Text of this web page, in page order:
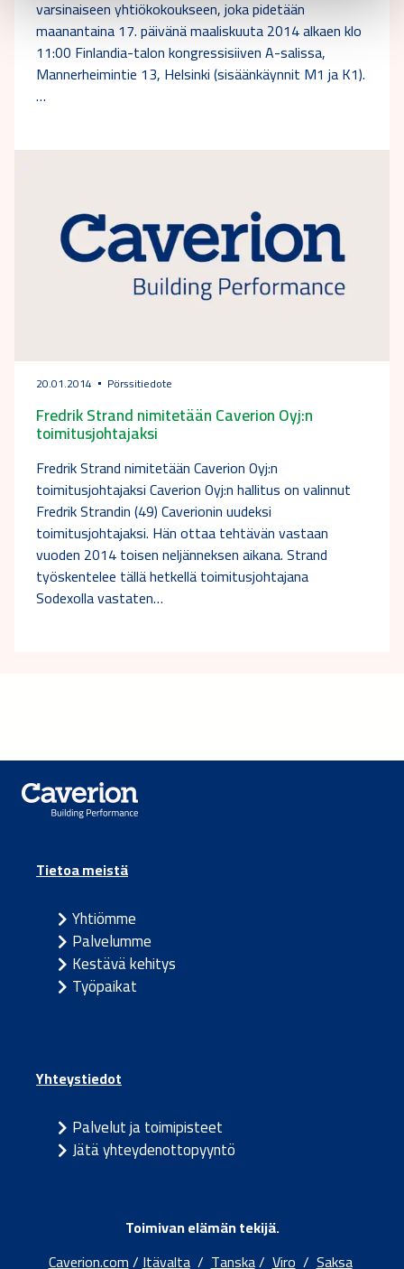
varsinaiseen yhtiökokoukseen, joka pidetään
maanantaina 17. päivänä maaliskuuta 2014 alkaen klo
11:00 Finlandia-talon kongressisiiven A-salissa,
Mannerheimintie 13, Helsinki (sisäänkäynnit M1 ja K1).
…
20.01.2014 Pörssitiedote
Fredrik Strand nimitetään Caverion Oyj:n
toimitusjohtajaksi
Fredrik Strand nimitetään Caverion Oyj:n
toimitusjohtajaksi Caverion Oyj:n hallitus on valinnut
Fredrik Strandin (49) Caverionin uudeksi
toimitusjohtajaksi. Hän ottaa tehtävän vastaan
vuoden 2014 toisen neljänneksen aikana. Strand
työskentelee tällä hetkellä toimitusjohtajana
Sodexolla vastaten…
Tietoa meistä
Yhtiömme
Palvelumme
Kestävä kehitys
Työpaikat
Yhteystiedot
Palvelut ja toimipisteet
Jätä yhteydenottopyyntö
Toimivan elämän tekijä.
Caverion.com/Itävalta/Tanska/Viro/Saksa